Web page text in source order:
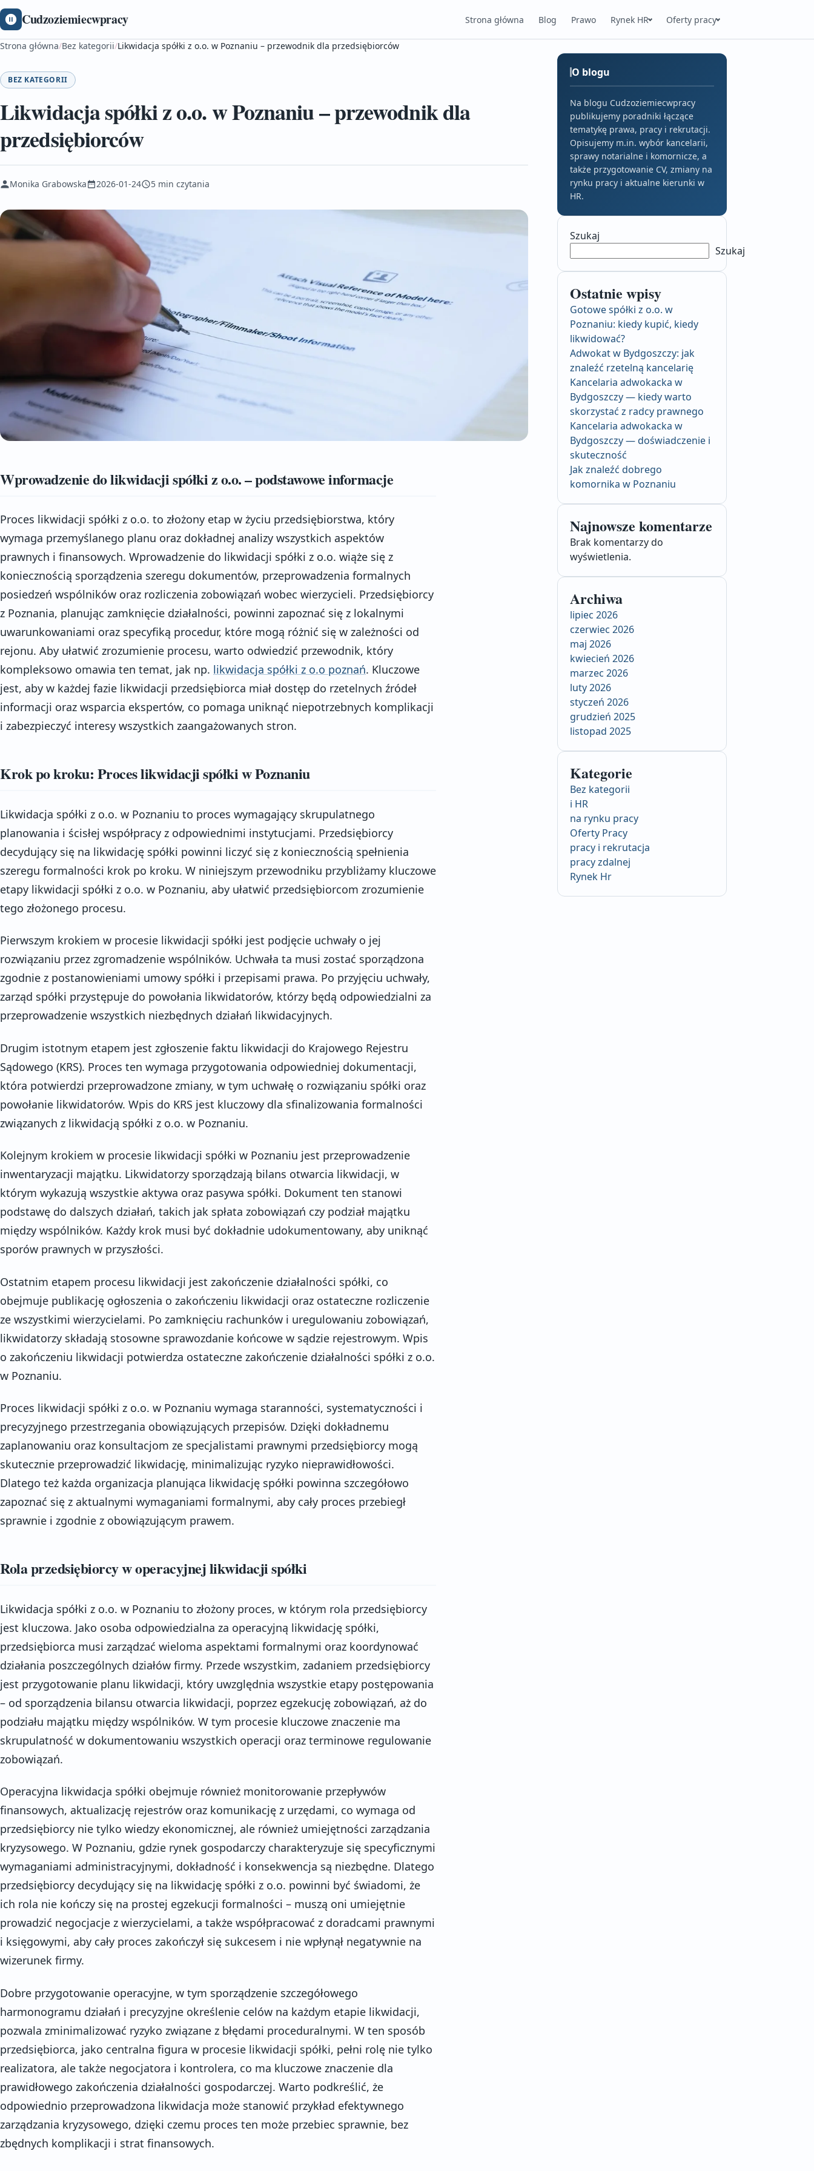
Cudzoziemiecwpracy Strona główna Blog Prawo Rynek HR Oferty pracy
Strona główna/Bez kategorii/Likwidacja spółki z o.o. w Poznaniu – przewodnik dla przedsiębiorców
BEZ KATEGORII
Likwidacja spółki z o.o. w Poznaniu – przewodnik dla
przedsiębiorców
Monika Grabowska 2026-01-24 5 min czytania
Wprowadzenie do likwidacji spółki z o.o. – podstawowe informacje
Proces likwidacji spółki z o.o. to złożony etap w życiu przedsiębiorstwa, który
wymaga przemyślanego planu oraz dokładnej analizy wszystkich aspektów
prawnych i finansowych. Wprowadzenie do likwidacji spółki z o.o. wiąże się z
koniecznością sporządzenia szeregu dokumentów, przeprowadzenia formalnych
posiedzeń wspólników oraz rozliczenia zobowiązań wobec wierzycieli. Przedsiębiorcy
z Poznania, planując zamknięcie działalności, powinni zapoznać się z lokalnymi
uwarunkowaniami oraz specyfiką procedur, które mogą różnić się w zależności od
rejonu. Aby ułatwić zrozumienie procesu, warto odwiedzić przewodnik, który
kompleksowo omawia ten temat, jak np. likwidacja spółki z o.o poznań. Kluczowe
jest, aby w każdej fazie likwidacji przedsiębiorca miał dostęp do rzetelnych źródeł
informacji oraz wsparcia ekspertów, co pomaga uniknąć niepotrzebnych komplikacji
i zabezpieczyć interesy wszystkich zaangażowanych stron.
Krok po kroku: Proces likwidacji spółki w Poznaniu
Likwidacja spółki z o.o. w Poznaniu to proces wymagający skrupulatnego
planowania i ścisłej współpracy z odpowiednimi instytucjami. Przedsiębiorcy
decydujący się na likwidację spółki powinni liczyć się z koniecznością spełnienia
szeregu formalności krok po kroku. W niniejszym przewodniku przybliżamy kluczowe
etapy likwidacji spółki z o.o. w Poznaniu, aby ułatwić przedsiębiorcom zrozumienie
tego złożonego procesu.
Pierwszym krokiem w procesie likwidacji spółki jest podjęcie uchwały o jej
rozwiązaniu przez zgromadzenie wspólników. Uchwała ta musi zostać sporządzona
zgodnie z postanowieniami umowy spółki i przepisami prawa. Po przyjęciu uchwały,
zarząd spółki przystępuje do powołania likwidatorów, którzy będą odpowiedzialni za
przeprowadzenie wszystkich niezbędnych działań likwidacyjnych.
Drugim istotnym etapem jest zgłoszenie faktu likwidacji do Krajowego Rejestru
Sądowego (KRS). Proces ten wymaga przygotowania odpowiedniej dokumentacji,
która potwierdzi przeprowadzone zmiany, w tym uchwałę o rozwiązaniu spółki oraz
powołanie likwidatorów. Wpis do KRS jest kluczowy dla sfinalizowania formalności
związanych z likwidacją spółki z o.o. w Poznaniu.
Kolejnym krokiem w procesie likwidacji spółki w Poznaniu jest przeprowadzenie
inwentaryzacji majątku. Likwidatorzy sporządzają bilans otwarcia likwidacji, w
którym wykazują wszystkie aktywa oraz pasywa spółki. Dokument ten stanowi
podstawę do dalszych działań, takich jak spłata zobowiązań czy podział majątku
między wspólników. Każdy krok musi być dokładnie udokumentowany, aby uniknąć
sporów prawnych w przyszłości.
Ostatnim etapem procesu likwidacji jest zakończenie działalności spółki, co
obejmuje publikację ogłoszenia o zakończeniu likwidacji oraz ostateczne rozliczenie
ze wszystkimi wierzycielami. Po zamknięciu rachunków i uregulowaniu zobowiązań,
likwidatorzy składają stosowne sprawozdanie końcowe w sądzie rejestrowym. Wpis
o zakończeniu likwidacji potwierdza ostateczne zakończenie działalności spółki z o.o.
w Poznaniu.
Proces likwidacji spółki z o.o. w Poznaniu wymaga staranności, systematyczności i
precyzyjnego przestrzegania obowiązujących przepisów. Dzięki dokładnemu
zaplanowaniu oraz konsultacjom ze specjalistami prawnymi przedsiębiorcy mogą
skutecznie przeprowadzić likwidację, minimalizując ryzyko nieprawidłowości.
Dlatego też każda organizacja planująca likwidację spółki powinna szczegółowo
zapoznać się z aktualnymi wymaganiami formalnymi, aby cały proces przebiegł
sprawnie i zgodnie z obowiązującym prawem.
Rola przedsiębiorcy w operacyjnej likwidacji spółki
Likwidacja spółki z o.o. w Poznaniu to złożony proces, w którym rola przedsiębiorcy
jest kluczowa. Jako osoba odpowiedzialna za operacyjną likwidację spółki,
przedsiębiorca musi zarządzać wieloma aspektami formalnymi oraz koordynować
działania poszczególnych działów firmy. Przede wszystkim, zadaniem przedsiębiorcy
jest przygotowanie planu likwidacji, który uwzględnia wszystkie etapy postępowania
– od sporządzenia bilansu otwarcia likwidacji, poprzez egzekucję zobowiązań, aż do
podziału majątku między wspólników. W tym procesie kluczowe znaczenie ma
skrupulatność w dokumentowaniu wszystkich operacji oraz terminowe regulowanie
zobowiązań.
Operacyjna likwidacja spółki obejmuje również monitorowanie przepływów
finansowych, aktualizację rejestrów oraz komunikację z urzędami, co wymaga od
przedsiębiorcy nie tylko wiedzy ekonomicznej, ale również umiejętności zarządzania
kryzysowego. W Poznaniu, gdzie rynek gospodarczy charakteryzuje się specyficznymi
wymaganiami administracyjnymi, dokładność i konsekwencja są niezbędne. Dlatego
przedsiębiorcy decydujący się na likwidację spółki z o.o. powinni być świadomi, że
ich rola nie kończy się na prostej egzekucji formalności – muszą oni umiejętnie
prowadzić negocjacje z wierzycielami, a także współpracować z doradcami prawnymi
i księgowymi, aby cały proces zakończył się sukcesem i nie wpłynął negatywnie na
wizerunek firmy.
Dobre przygotowanie operacyjne, w tym sporządzenie szczegółowego
harmonogramu działań i precyzyjne określenie celów na każdym etapie likwidacji,
pozwala zminimalizować ryzyko związane z błędami proceduralnymi. W ten sposób
przedsiębiorca, jako centralna figura w procesie likwidacji spółki, pełni rolę nie tylko
realizatora, ale także negocjatora i kontrolera, co ma kluczowe znaczenie dla
prawidłowego zakończenia działalności gospodarczej. Warto podkreślić, że
odpowiednio przeprowadzona likwidacja może stanowić przykład efektywnego
zarządzania kryzysowego, dzięki czemu proces ten może przebiec sprawnie, bez
zbędnych komplikacji i strat finansowych.
O blogu
Na blogu Cudzoziemiecwpracy
publikujemy poradniki łączące
tematykę prawa, pracy i rekrutacji.
Opisujemy m.in. wybór kancelarii,
sprawy notarialne i komornicze, a
także przygotowanie CV, zmiany na
rynku pracy i aktualne kierunki w
HR.
Szukaj
Szukaj
Ostatnie wpisy
Gotowe spółki z o.o. w
Poznaniu: kiedy kupić, kiedy
likwidować?
Adwokat w Bydgoszczy: jak
znaleźć rzetelną kancelarię
Kancelaria adwokacka w
Bydgoszczy — kiedy warto
skorzystać z radcy prawnego
Kancelaria adwokacka w
Bydgoszczy — doświadczenie i
skuteczność
Jak znaleźć dobrego
komornika w Poznaniu
Najnowsze komentarze
Brak komentarzy do
wyświetlenia.
Archiwa
lipiec 2026
czerwiec 2026
maj 2026
kwiecień 2026
marzec 2026
luty 2026
styczeń 2026
grudzień 2025
listopad 2025
Kategorie
Bez kategorii
i HR
na rynku pracy
Oferty Pracy
pracy i rekrutacja
pracy zdalnej
Rynek Hr